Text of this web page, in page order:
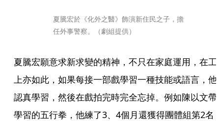
夏騰宏於《化外之醫》飾演新住民之子，擔
任外事警察。（劇組提供）
夏騰宏願意求新求變的精神，不只在家庭運用，在工
上亦如此，如果每接一部戲學習一種技能或語言，他
認真學習，然後在戲拍完時完全忘掉。例如陳以文帶
學習的五行拳，他練了3、4個月還獲得團體組第2名